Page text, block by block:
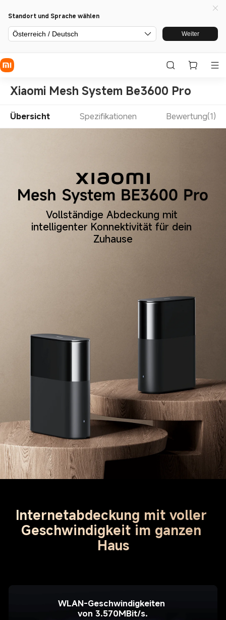
Standort und Sprache wählen
Österreich / Deutsch Weiter
Xiaomi Mesh System Be3600 Pro
Übersicht Spezifikationen Bewertung(1)
Vollständige Abdeckung mit
intelligenter Konnektivität für dein
Zuhause
Internetabdeckung mit voller
Geschwindigkeit im ganzen
Haus
WLAN-Geschwindigkeiten
von 3.570MBit/s.